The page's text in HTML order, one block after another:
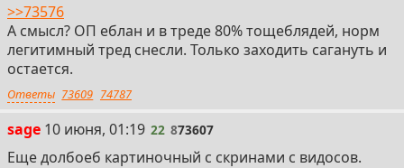
>>73576
А смысл? ОП еблан и в треде 80% тощеблядей, норм
легитимный тред снесли. Только заходить сагануть и
остается.
Ответы 73609 74787
sage 22
10 июня, 01:19 22 873607
Еще долбоеб картиночный с скринами с видосов.